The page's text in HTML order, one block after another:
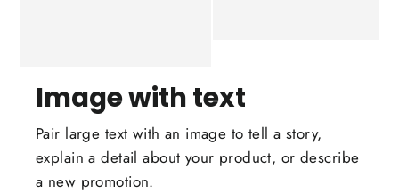
Image with text
Pair large text with an image to tell a story,
explain a detail about your product, or describe
a new promotion.